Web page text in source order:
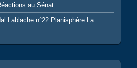
au Sénat
Lablache n°22 Planisphère La